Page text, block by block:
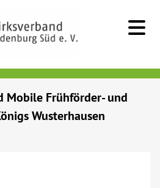
Mobile Frühförder- und
Wusterhausen